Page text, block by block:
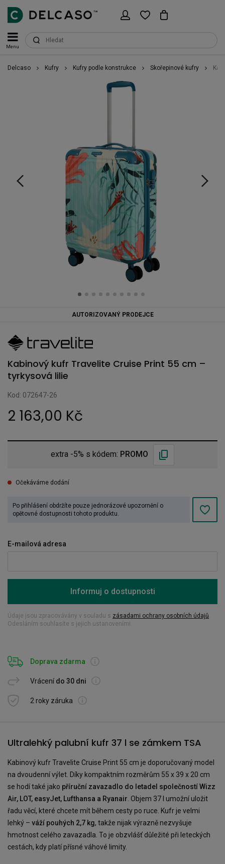
Menu
Delcaso Kufry Kufry podle konstrukce Skořepinové kufry
AUTORIZOVANÝ PRODEJCE
Kabinový kufr Travelite Cruise Print 55 cm –
tyrkysová lilie
Kod: 072647-26
2 163,00 Kč
extra -5% s kódem: PROMO
Očekáváme dodání
Po přihlášení obdržíte pouze jednorázové upozornění o
opětovné dostupnosti tohoto produktu.
E-mailová adresa
Informuj o dostupnosti
Údaje jsou zpracovávány v souladu s zásadami ochrany osobních údajů
Odesláním souhlasíte s jejich ustanoveními.
Doprava zdarma
Vrácení do 30 dni
2 roky záruka
Ultralehký palubní kufr 37 l se zámkem TSA
Kabinový kufr Travelite Cruise Print 55 cm je doporučovaný model
na dvoudenní výlet. Díky kompaktním rozměrům 55 x 39 x 20 cm
se hodí také jako příruční zavazadlo do letadel společností Wizz
Air, LOT, easyJet, Lufthansa a Ryanair . Objem 37 l umožní uložit
řadu věcí, které chcete mít během cesty po ruce. Kufr je velmi
lehký – váží pouhých 2,7 kg, takže nijak výrazně nezvyšuje
hmotnost celého zavazadla. To je obzvlášť důležité při leteckých
cestách, kdy platí přísné váhové limity.